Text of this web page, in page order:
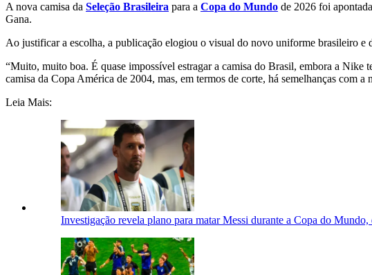
A nova camisa da Seleção Brasileira para a Copa do Mundo de 2026 foi
Gana.
Ao justificar a escolha, a publicação elogiou o visual do novo uniforme brasileiro e
“Muito, muito boa. É quase impossível estragar a camisa do Brasil, embora a Nike
camisa da Copa América de 2004, mas, em termos de corte, há semelhanças com
Leia Mais:
Investigação revela plano para matar Messi durante a Copa do